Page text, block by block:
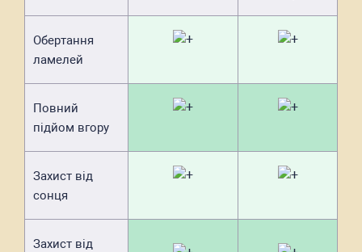
Обертання
ламелей
Повний
підйом вгору
Захист від
сонця
Захист від